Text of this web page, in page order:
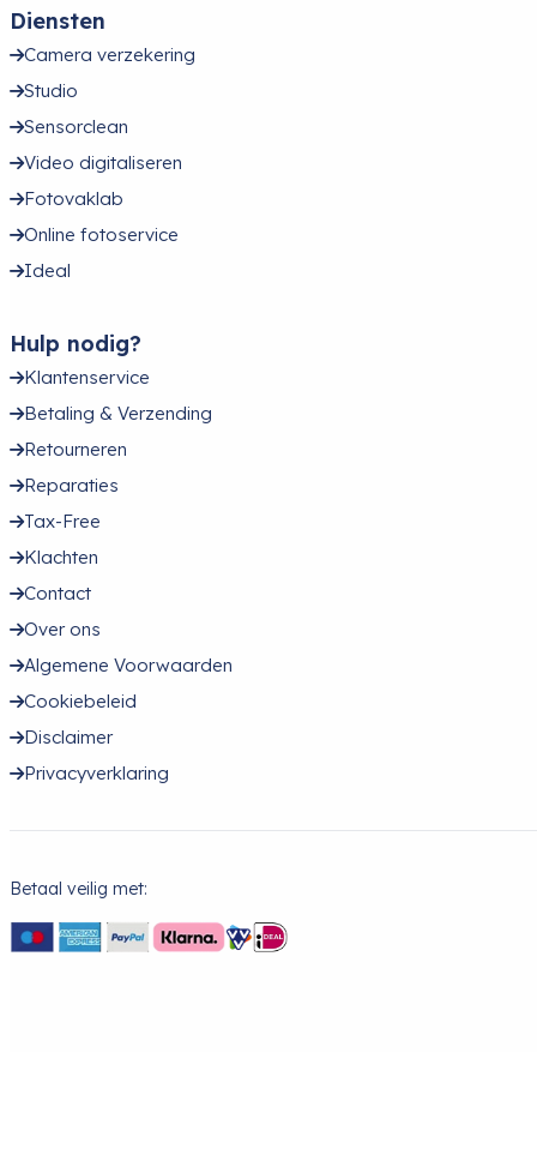
Diensten
Camera verzekering
Studio
Sensorclean
Video digitaliseren
Fotovaklab
Online fotoservice
Ideal
Hulp nodig?
Klantenservice
Betaling & Verzending
Retourneren
Reparaties
Tax-Free
Klachten
Contact
Over ons
Algemene Voorwaarden
Cookiebeleid
Disclaimer
Privacyverklaring
Betaal veilig met: